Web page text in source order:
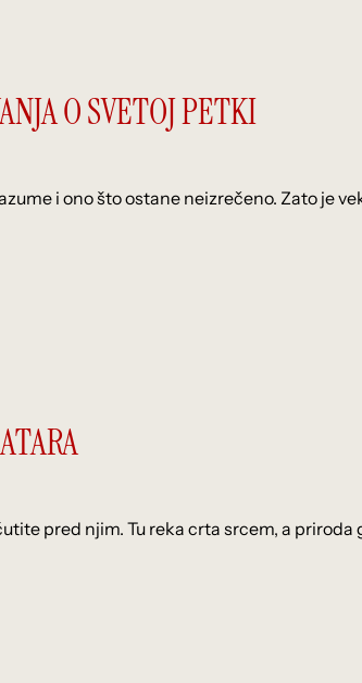
O SVETOJ PETKI
i ono što ostane neizrečeno. Zato je
pred njim. Tu reka crta srcem, a